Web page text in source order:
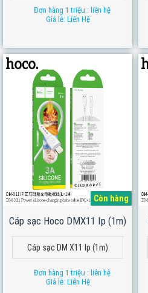
Đơn hàng 1 triệu : liên hệ
Giá lẻ: Liên Hệ
Còn hàng
Cáp sạc Hoco DMX11 Ip (1m)
Cáp sạc DM X11 Ip (1m)
Đơn hàng 1 triệu : liên hệ
Giá lẻ: Liên Hệ